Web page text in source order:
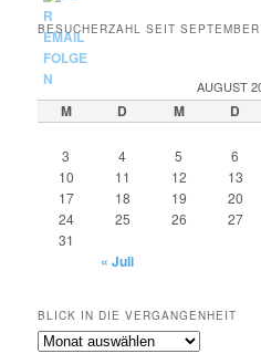
BESUCHERZAHL SEIT
AUGUST
M D M D
3
4 5 6
10
11 12 13
17
18 19 20
24
25 26 27
31
« Juli
BLICK IN DIE VERGANGENHEIT
Blick